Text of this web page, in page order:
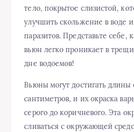
тело, покрытое слизистой,
улучшить скольжение в воде
паразитов. Представьте себе,
вьюн легко проникает в
дне водоемов!
Вьюны могут достигать длины
сантиметров, и их окраска
серого до коричневого. Эта
сливаться с окружающей